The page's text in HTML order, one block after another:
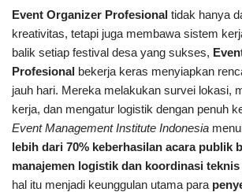
Event Organizer Profesional tidak hanya
kreativitas, tetapi juga membawa sistem
balik setiap festival desa yang sukses,
Profesional bekerja keras menyiapkan
jauh hari. Mereka melakukan survei lokasi,
kerja, dan mengatur logistik dengan penuh
Event Management Institute Indonesia
lebih dari 70% keberhasilan acara publik
manajemen logistik dan koordinasi
hal itu menjadi keunggulan utama para